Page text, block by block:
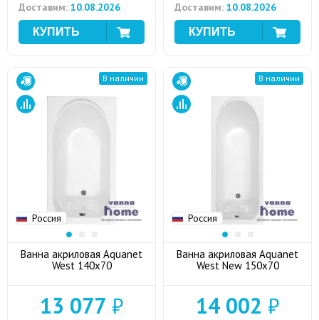
Доставим: 10.08.2026
Доставим: 10.08.2026
Россия
В наличии
Ванна акриловая Aquanet
West 140x70
13 077 ₽
Россия
В наличии
Ванна акриловая Aquanet
West New 150x70
14 002 ₽